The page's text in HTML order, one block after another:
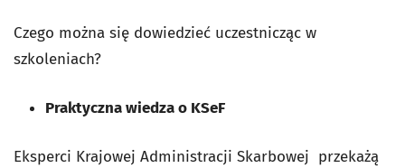
Czego można się dowiedzieć uczestnicząc w
szkoleniach?
Praktyczna wiedza o KSeF
Eksperci Krajowej Administracji Skarbowej przekażą